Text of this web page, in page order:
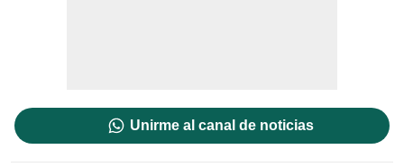
Unirme al canal de noticias